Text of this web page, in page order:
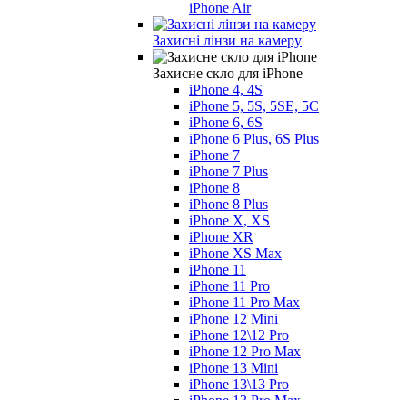
iPhone Air
Захисні лінзи на камеру
Захисне скло для iPhone
iPhone 4, 4S
iPhone 5, 5S, 5SE, 5С
iPhone 6, 6S
iPhone 6 Plus, 6S Plus
iPhone 7
iPhone 7 Plus
iPhone 8
iPhone 8 Plus
iPhone X, XS
iPhone XR
iPhone XS Max
iPhone 11
iPhone 11 Pro
iPhone 11 Pro Max
iPhone 12 Mini
iPhone 12\12 Pro
iPhone 12 Pro Max
iPhone 13 Mini
iPhone 13\13 Pro